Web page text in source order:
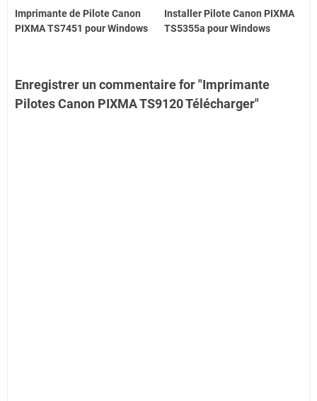
Imprimante de Pilote Canon
PIXMA TS7451 pour Windows
Installer Pilote Canon PIXMA
TS5355a pour Windows
Enregistrer un commentaire for "Imprimante
Pilotes Canon PIXMA TS9120 Télécharger"